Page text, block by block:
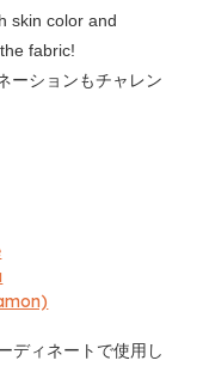
skin color and
fabric!
ーションもチャレン
ィネートで使用し